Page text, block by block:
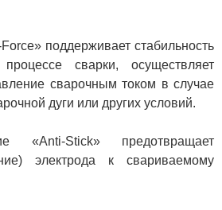
поддерживает стабильность
сварки, осуществляет
сварочным током в случае
дуги или других условий.
«Anti-Stick» предотвращает
электрода к свариваемому